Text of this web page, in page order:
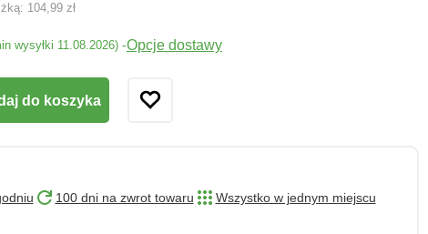
104,99 zł
wysyłki 11.08.2026) -Opcje dostawy
do koszyka
100 dni na zwrot towaru Wszystko w jednym miejscu